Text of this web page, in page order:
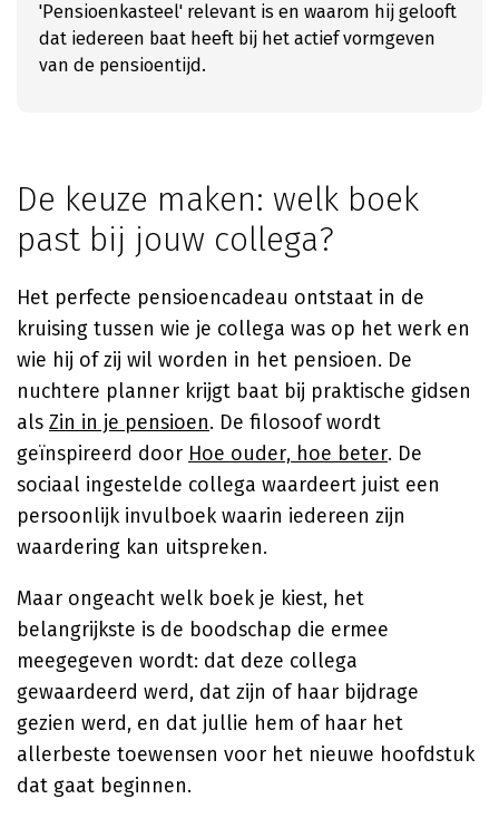
'Pensioenkasteel' relevant is en waarom hij gelooft
dat iedereen baat heeft bij het actief vormgeven
van de pensioentijd.
De keuze maken: welk boek
past bij jouw collega?
Het perfecte pensioencadeau ontstaat in de
kruising tussen wie je collega was op het werk en
wie hij of zij wil worden in het pensioen. De
nuchtere planner krijgt baat bij praktische gidsen
als Zin in je pensioen. De filosoof wordt
geïnspireerd door Hoe ouder, hoe beter. De
sociaal ingestelde collega waardeert juist een
persoonlijk invulboek waarin iedereen zijn
waardering kan uitspreken.
Maar ongeacht welk boek je kiest, het
belangrijkste is de boodschap die ermee
meegegeven wordt: dat deze collega
gewaardeerd werd, dat zijn of haar bijdrage
gezien werd, en dat jullie hem of haar het
allerbeste toewensen voor het nieuwe hoofdstuk
dat gaat beginnen.